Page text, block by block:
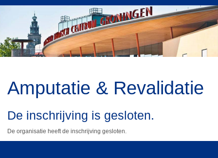
Amputatie & Revalidatie
De inschrijving is gesloten.
De organisatie heeft de inschrijving gesloten.